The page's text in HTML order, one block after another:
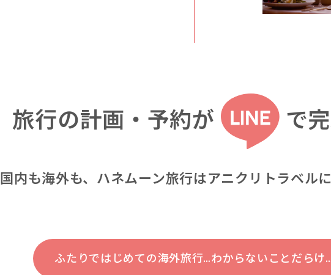
旅行の計画・予約が で
国内も海外も、ハネムーン旅行はアニクリトラベル
ふたりではじめての海外旅行…わからないことだらけ